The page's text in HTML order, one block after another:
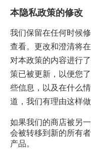
本隐私政策的修改
我们保留在任何时候
查看。更改和澄清将
对本政策的内容进行
策已被更新，以便您
些信息，以及在什么
道，我们有理由这样做
如果我们的商店被另
会被转移到新的所有
产品。